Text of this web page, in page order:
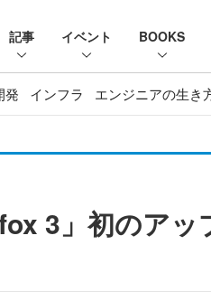
記事 イベント BOOKS
発 インフラ エンジニアの生き
3」初のアッ